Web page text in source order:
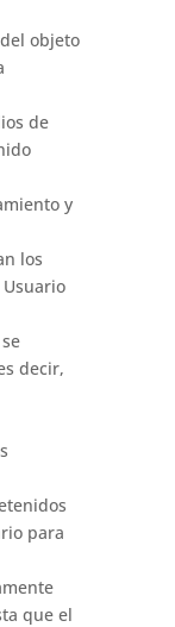
objeto
de
y
los
decir,
para
que el